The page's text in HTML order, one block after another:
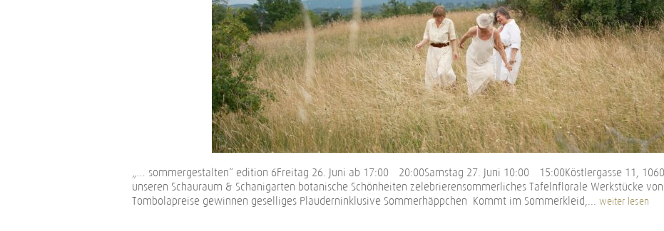
„… sommergestalten“ edition 6Freitag 26. Juni ab 17:00 – 20:00Samstag 27. Juni 10:00 – 15:00Köstlergasse 11,
unseren Schauraum & Schanigarten botanische Schönheiten zelebrierensommerliches Tafelnflorale Werkstücke
Tombolapreise gewinnen geselliges Plauderninklusive Sommerhäppchen Kommt im Sommerkleid,... weiter lesen